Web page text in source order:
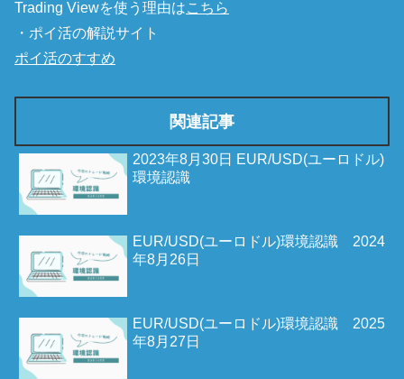
Trading Viewを使う理由はこちら
・ポイ活の解説サイト
ポイ活のすすめ
関連記事
2023年8月30日 EUR/USD(ユーロドル)
環境認識
EUR/USD(ユーロドル)環境認識 2024
年8月26日
EUR/USD(ユーロドル)環境認識 2025
年8月27日